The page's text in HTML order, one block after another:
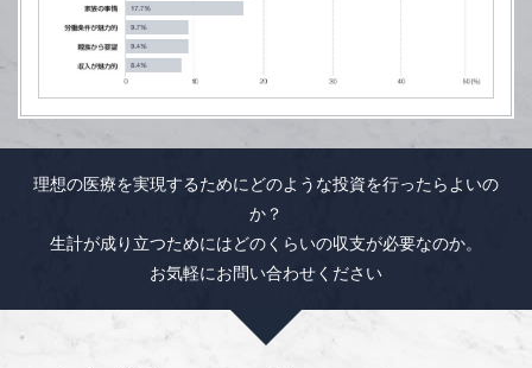
理想の医療を実現するためにどのような投資を行ったらよいの
か？
生計が成り立つためにはどのくらいの収支が必要なのか。
お気軽にお問い合わせください